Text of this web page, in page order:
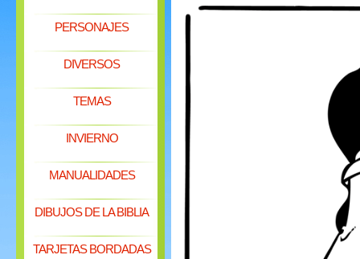
PERSONAJES
DIVERSOS
TEMAS
INVIERNO
MANUALIDADES
DIBUJOS DE LA BIBLIA
TARJETAS BORDADAS